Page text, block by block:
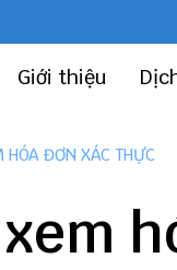
Giới thiệu
ĐƠN XÁC THỰC